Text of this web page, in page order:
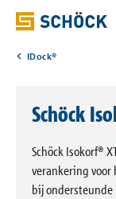
Toepassingen
Producten
IDock®
Schöck
Schöck Isokorf®
verankering
bij ondersteunde